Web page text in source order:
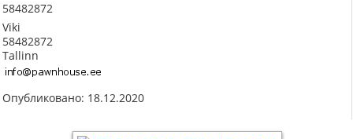
58482872
Viki
58482872
Tallinn
Опубликовано: 18.12.2020